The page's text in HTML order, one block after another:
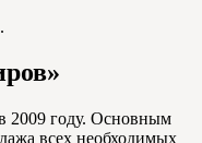
2009 году. Основным
всех необходимых